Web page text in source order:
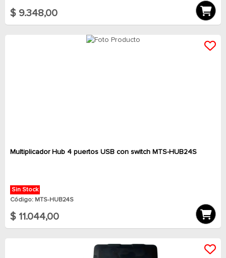
$ 9.348,00
Multiplicador Hub 4 puertos USB con switch MTS-HUB24S
Sin Stock
Código: MTS-HUB24S
$ 11.044,00